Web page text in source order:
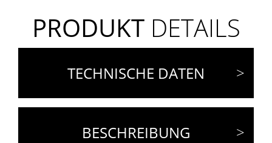
PRODUKTDETAILS
TECHNISCHE DATEN
BESCHREIBUNG